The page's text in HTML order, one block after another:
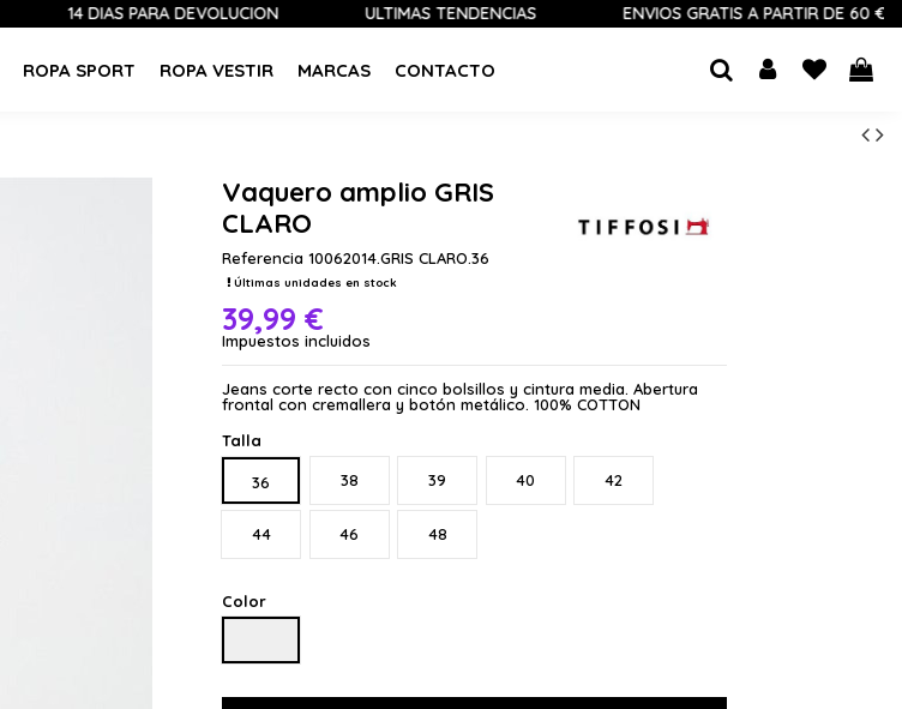
14 DÍAS PARA DEVOLUCIÓN ÚLTIMAS TENDENCIAS ENVÍOS GRATIS A PARTIR DE 60 €
ROPA SPORT ROPA VESTIR MARCAS CONTACTO
Vaquero amplio GRIS
CLARO
Referencia 10062014.GRIS CLARO.36
Últimas unidades en stock
39,99 €
Impuestos incluidos
Jeans corte recto con cinco bolsillos y cintura media. Abertura
frontal con cremallera y botón metálico. 100% COTTON
Talla
36 38 39 40 42
44 46 48
Color